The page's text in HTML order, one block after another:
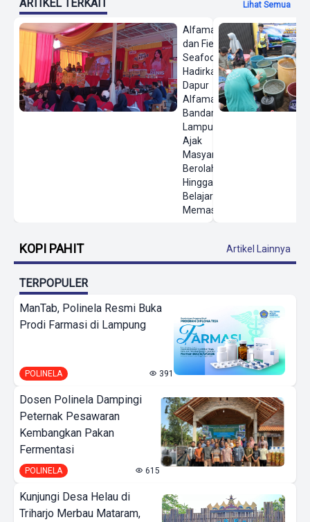
ARTIKEL TERKAIT Lihat Semua
Alfamart
dan Fiesta
Seafood
Hadirkan
Dapur
Alfamart di
Bandar
Lampung,
Ajak
Masyarakat
Berolahraga
Hingga
Belajar
Memasak
KOPI PAHIT Artikel Lainnya
TERPOPULER
ManTab, Polinela Resmi Buka
Prodi Farmasi di Lampung
POLINELA 391
Dosen Polinela Dampingi
Peternak Pesawaran
Kembangkan Pakan
Fermentasi
POLINELA 615
Kunjungi Desa Helau di
Triharjo Merbau Mataram,